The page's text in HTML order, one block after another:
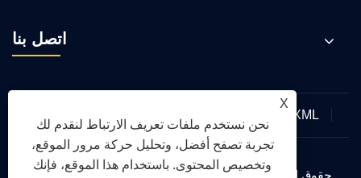
اتصل بنا
XML
حقوق الطبع والنشر © 2026 شركة تشينغداو يونغتي للآلات
X
نحن نستخدم ملفات تعريف الارتباط لنقدم لك
تجربة تصفح أفضل، وتحليل حركة مرور الموقع،
وتخصيص المحتوى. باستخدام هذا الموقع، فإنك